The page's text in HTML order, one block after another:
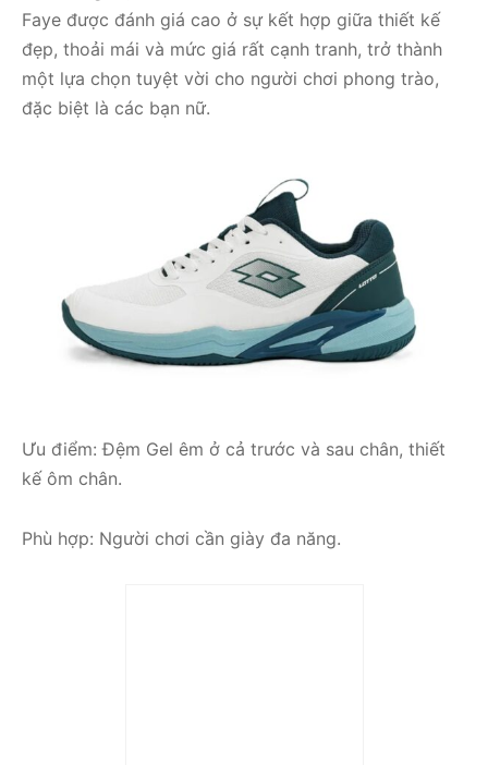
Faye được đánh giá cao ở sự kết hợp giữa thiết kế
đẹp, thoải mái và mức giá rất cạnh tranh, trở thành
một lựa chọn tuyệt vời cho người chơi phong trào,
đặc biệt là các bạn nữ.
Ưu điểm: Đệm Gel êm ở cả trước và sau chân, thiết
kế ôm chân.
Phù hợp: Người chơi cần giày đa năng.